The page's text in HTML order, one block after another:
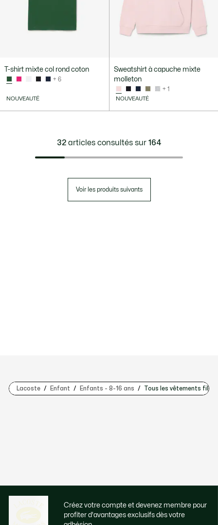
T-shirt mixte col rond coton
+ 6
NOUVEAUTÉ
Sweatshirt à capuche mixte
molleton
+ 1
NOUVEAUTÉ
32articles consultés sur 164
Voir les produits suivants
Lacoste Enfant Enfants - 8-16 ans Tous les vêtements fille
Créez votre compte et devenez membre pour
profiter d'avantages exclusifs dès votre